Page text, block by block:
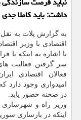
داشت: باید كاملا
به گزارش پلات به نقل
اقتصادی با وزیر
با اشاره به اینكه با
سر گرفتن فعالیت
فعالان اقتصادی
امیدواری وجود
در صحنه حضور یابد.
وزیر راه و
اینكه در بازسازی